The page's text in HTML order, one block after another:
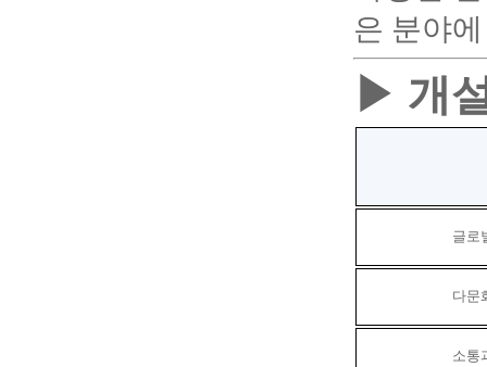
은 분야
▶ 개
글로
다문
소통